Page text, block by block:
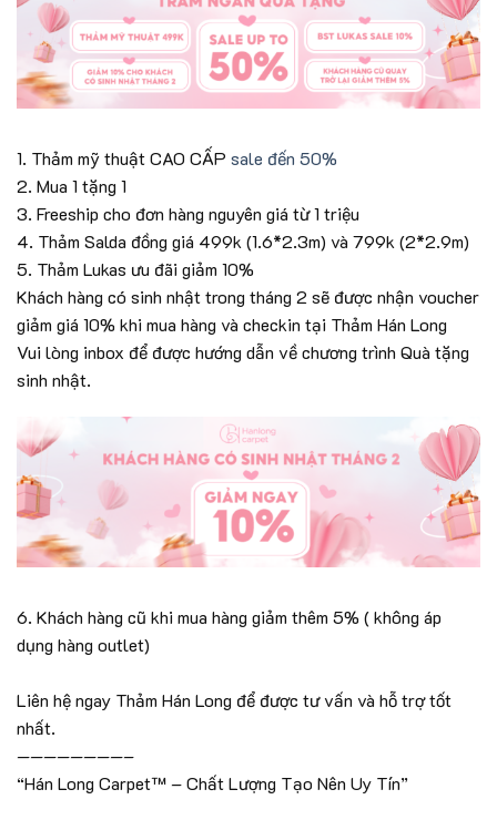
1. Thảm mỹ thuật CAO CẤP sale đến 50%
2. Mua 1 tặng 1
3. Freeship cho đơn hàng nguyên giá từ 1 triệu
4. Thảm Salda đồng giá 499k (1.6*2.3m) và 799k (2*2.9m)
5. Thảm Lukas ưu đãi giảm 10%
Khách hàng có sinh nhật trong tháng 2 sẽ được nhận voucher
giảm giá 10% khi mua hàng và checkin tại Thảm Hán Long
Vui lòng inbox để được hướng dẫn về chương trình Quà tặng
sinh nhật.
6. Khách hàng cũ khi mua hàng giảm thêm 5% ( không áp
dụng hàng outlet)
Liên hệ ngay Thảm Hán Long để được tư vấn và hỗ trợ tốt
nhất.
————————–
“Hán Long Carpet™ – Chất Lượng Tạo Nên Uy Tín”